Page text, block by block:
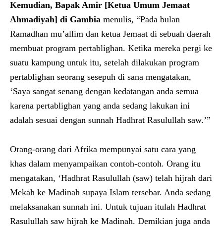
Kemudian, Bapak Amir [Ketua Umum Jemaat
Ahmadiyah] di Gambia menulis, “Pada bulan
Ramadhan mu’allim dan ketua Jemaat di sebuah daerah
membuat program pertablighan. Ketika mereka pergi ke
suatu kampung untuk itu, setelah dilakukan program
pertablighan seorang sesepuh di sana mengatakan,
‘Saya sangat senang dengan kedatangan anda semua
karena pertablighan yang anda sedang lakukan ini
adalah sesuai dengan sunnah Hadhrat Rasulullah saw.’”
Orang-orang dari Afrika mempunyai satu cara yang
khas dalam menyampaikan contoh-contoh. Orang itu
mengatakan, ‘Hadhrat Rasulullah (saw) telah hijrah dari
Mekah ke Madinah supaya Islam tersebar. Anda sedang
melaksanakan sunnah ini. Untuk tujuan itulah Hadhrat
Rasulullah saw hijrah ke Madinah. Demikian juga anda